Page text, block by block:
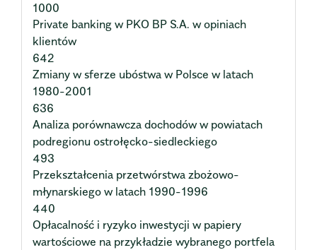
1000
Private banking w PKO BP S.A. w opiniach
klientów
642
Zmiany w sferze ubóstwa w Polsce w latach
1980-2001
636
Analiza porównawcza dochodów w powiatach
podregionu ostrołęcko-siedleckiego
493
Przekształcenia przetwórstwa zbożowo-
młynarskiego w latach 1990-1996
440
Opłacalność i ryzyko inwestycji w papiery
wartościowe na przykładzie wybranego portfela